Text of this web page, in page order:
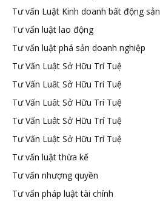
Tư vấn Luật Kinh doanh bất động sản
Tư vấn luật lao động
Tư vấn luật phá sản doanh nghiệp
Tư Vấn Luật Sở Hữu Trí Tuệ
Tư Vấn Luât Sở Hữu Trí Tuệ
Tư Vấn Luât Sở Hữu Trí Tuệ
Tư Vấn Luât Sở Hữu Trí Tuệ
Tư Vấn Luật Sở Hữu Trí Tuệ
Tư vấn luật thừa kế
Tư vấn nhượng quyền
Tư vấn pháp luật tài chính